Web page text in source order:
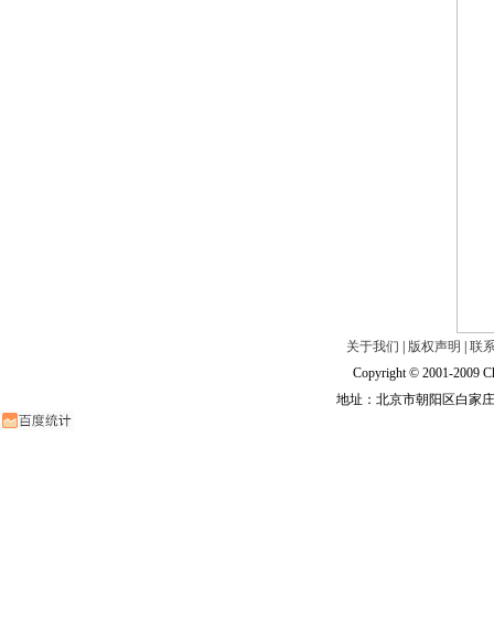
关于我们 版权声明
联
Copyright © 2001-2009
地址：北京市朝阳区白家